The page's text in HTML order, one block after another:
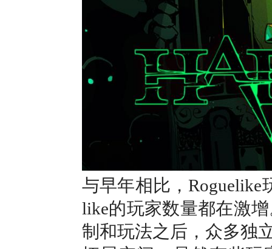
与早年相比，Roguelike
like的玩家数量都在激
制和玩法之后，众多独